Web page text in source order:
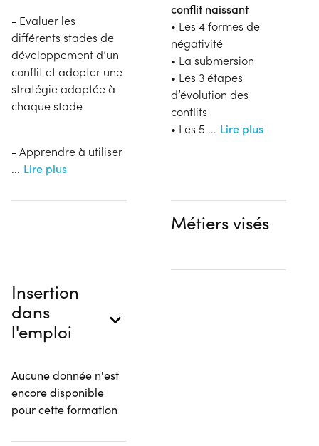
- Evaluer les
différents stades de
développement d’un
conflit et adopter une
stratégie adaptée à
chaque stade
- Apprendre à utiliser
... Lire plus
conflit naissant
• Les 4 formes de
négativité
• La submersion
• Les 3 étapes
d’évolution des
conflits
• Les 5 ... Lire plus
Métiers visés
Insertion
dans
l'emploi
Aucune donnée n'est
encore disponible
pour cette formation